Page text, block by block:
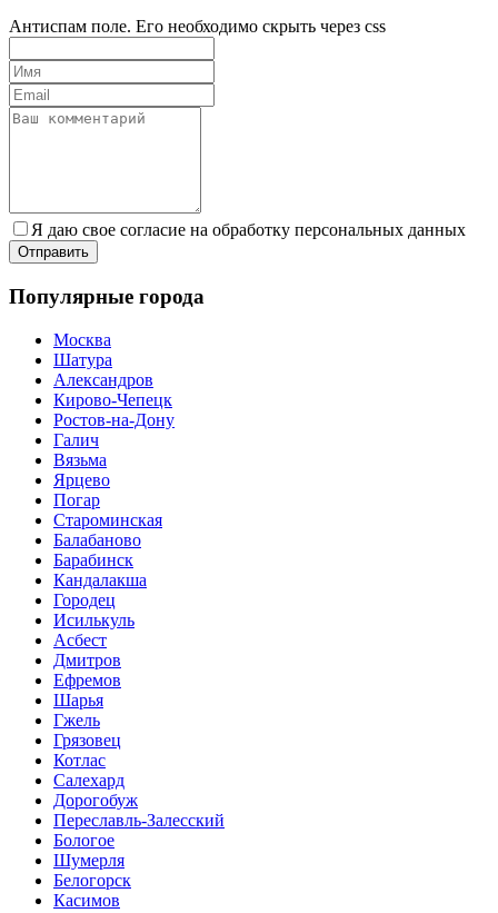
Антиспам поле. Его необходимо скрыть через css
Я даю свое согласие на обработку персональных данных
Популярные города
Москва
Шатура
Александров
Кирово-Чепецк
Ростов-на-Дону
Галич
Вязьма
Ярцево
Погар
Староминская
Балабаново
Барабинск
Кандалакша
Городец
Исилькуль
Асбест
Дмитров
Ефремов
Шарья
Гжель
Грязовец
Котлас
Салехард
Дорогобуж
Переславль-Залесский
Бологое
Шумерля
Белогорск
Касимов